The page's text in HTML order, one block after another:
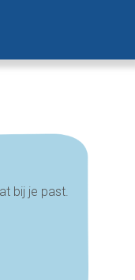
bij je past.